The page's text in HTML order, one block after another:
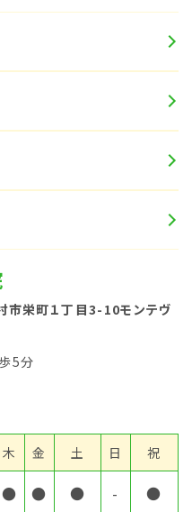
栄町１丁目3-10モンテヴ
5分
木 金 土 日 祝
● ● ● - ●